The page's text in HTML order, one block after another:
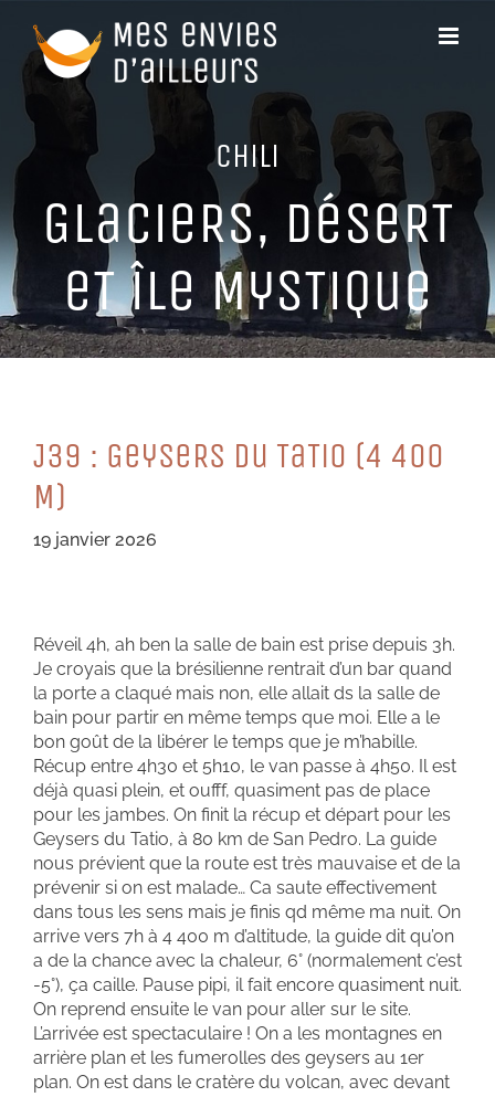
contenu
CHiLi
GLaCieRS, DéSeRT
eT îLe MySTiQue
J39 : GeySeRS Du TaTio (4 400
M)
19 janvier 2026
Réveil 4h, ah ben la salle de bain est prise depuis 3h.
Je croyais que la brésilienne rentrait d’un bar quand
la porte a claqué mais non, elle allait ds la salle de
bain pour partir en même temps que moi. Elle a le
bon goût de la libérer le temps que je m’habille.
Récup entre 4h30 et 5h10, le van passe à 4h50. Il est
déjà quasi plein, et oufff, quasiment pas de place
pour les jambes. On finit la récup et départ pour les
Geysers du Tatio, à 80 km de San Pedro. La guide
nous prévient que la route est très mauvaise et de la
prévenir si on est malade… Ca saute effectivement
dans tous les sens mais je finis qd même ma nuit. On
arrive vers 7h à 4 400 m d’altitude, la guide dit qu’on
a de la chance avec la chaleur, 6° (normalement c’est
-5°), ça caille. Pause pipi, il fait encore quasiment nuit.
On reprend ensuite le van pour aller sur le site.
L’arrivée est spectaculaire ! On a les montagnes en
arrière plan et les fumerolles des geysers au 1er
plan. On est dans le cratère du volcan, avec devant